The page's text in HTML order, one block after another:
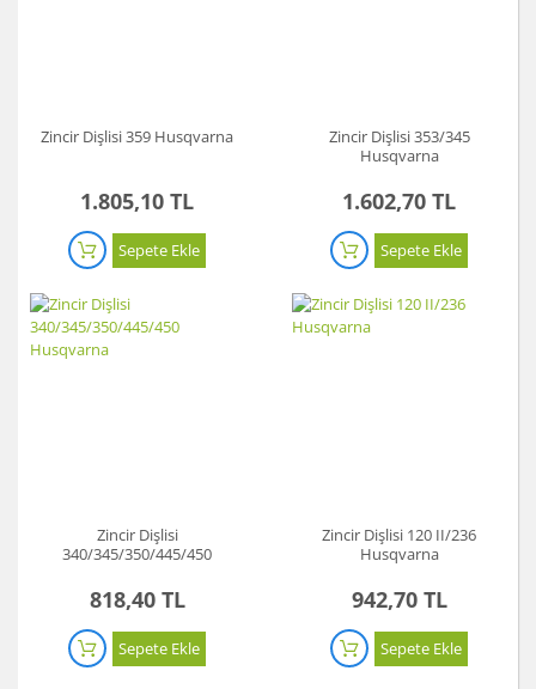
Zincir Dişlisi 359 Husqvarna
1.805,10 TL
Sepete Ekle
Zincir Dişlisi 353/345
Husqvarna
1.602,70 TL
Sepete Ekle
Zincir Dişlisi
340/345/350/445/450
818,40 TL
Sepete Ekle
Zincir Dişlisi 120 II/236
Husqvarna
942,70 TL
Sepete Ekle